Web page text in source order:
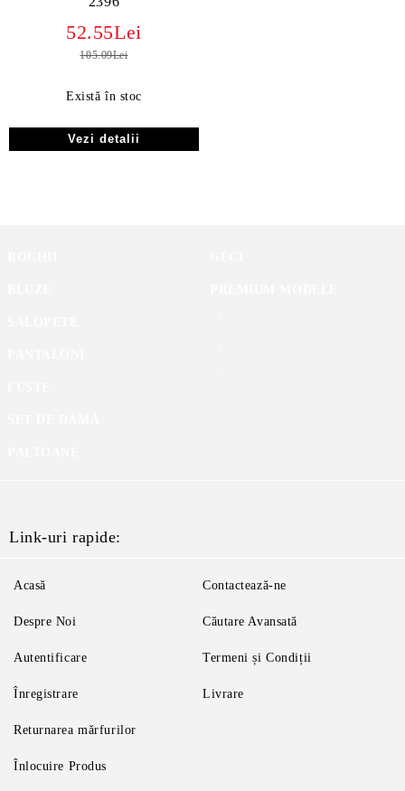
52.55Lei
105.09Lei
Există în stoc
Vezi detalii
Link-uri rapide:
Acasă
Despre Noi
Autentificare
Înregistrare
Contactează-ne
Căutare Avansată
Termeni și Condiții
Livrare
Returnarea mărfurilor
Înlocuire Produs